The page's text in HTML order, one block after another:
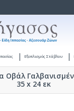
Εξοπλισμός Στάβλου
Οβάλ
35 x 24 εκ